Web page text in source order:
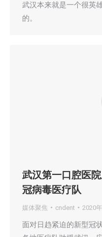
武汉本来就是一个很英
的。
武汉第一口腔医
冠病毒医疗队
媒体聚焦 cndent 2020
面对日趋紧迫的新型冠